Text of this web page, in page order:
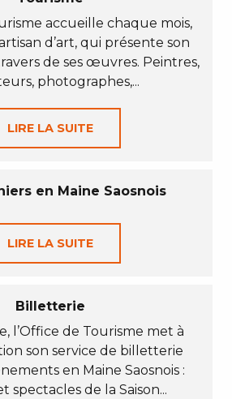
accueille chaque mois,
d’art, qui présente son
de ses œuvres. Peintres,
photographes,...
LIRE LA SUITE
en Maine Saosnois
LIRE LA SUITE
Billetterie
l’Office de Tourisme met à
son service de billetterie
en Maine Saosnois :
spectacles de la Saison...